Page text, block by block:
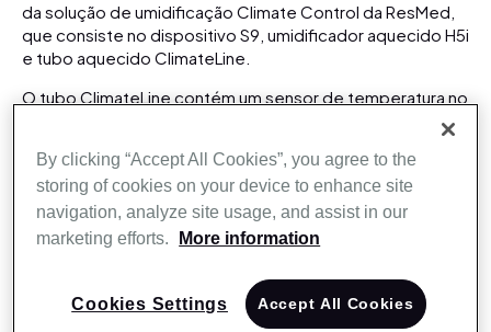
da solução de umidificação Climate Control da ResMed,
que consiste no dispositivo S9, umidificador aquecido H5i
e tubo aquecido ClimateLine.
O tubo ClimateLine contém um sensor de temperatura no
Control para fornecer uma temperatura constante e
confortável na máscara.
Ao manter constante a temperatura no tubo, o sistema
Climate Control se ajusta automaticamente às mudanças
nas condições ambientais para manter um nível de
umidade confortável. A liquefação é evitada sem
necessidade de reduzir a umidade proporcionada.
By clicking “Accept All Cookies”, you agree to the
storing of cookies on your device to enhance site
navigation, analyze site usage, and assist in our
marketing efforts.
More information
Cookies Settings Accept All Cookies